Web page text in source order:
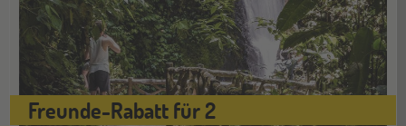
Freunde-Rabatt für 2